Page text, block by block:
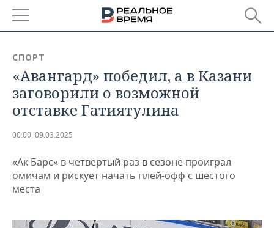
БАШКОРТОСТАН
ТАТАРСТАН
НОВОСТИ
АНАЛИТИКА
ДЕКЛАРАЦИИ О ДОХОДАХ
КОРОЛИ ГОСЗАКАЗА ПФО
НОВОСТИ ЭКОНОМИКИ
ФИНАНСЫ
ПРОМЫШЛЕННОСТЬ
НОВОСТИ
ПРОМЫШЛЕННОСТИ
АГРОПРОМ
НЕДВИЖИМОСТЬ
СПОРТ
«Авангард» победил, а в Казани
заговорили о возможной
отставке Гатиятулина
00:00, 09.03.2025
«Ак Барс» в четвертый раз в сезоне проиграл
омичам и рискует начать плей-офф с шестого
места